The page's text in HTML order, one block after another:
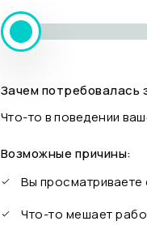
Зачем потребовалась
Что-то в поведении
Возможные причины:
Вы
Что-то мешает